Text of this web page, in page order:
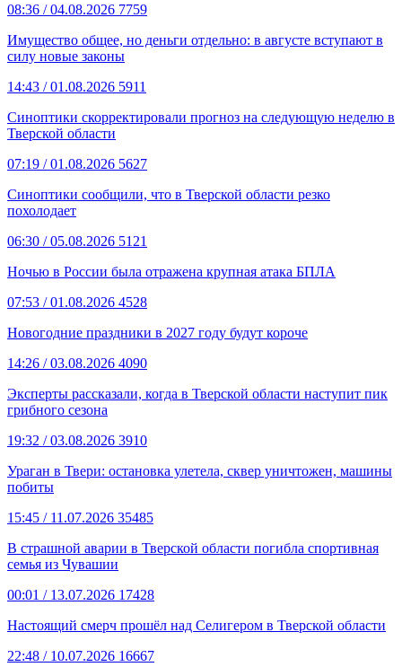
08:36 / 04.08.2026 7759
Имущество общее, но деньги отдельно: в августе вступают в
силу новые законы
14:43 / 01.08.2026 5911
Синоптики скорректировали прогноз на следующую неделю в
Тверской области
07:19 / 01.08.2026 5627
Синоптики сообщили, что в Тверской области резко
похолодает
06:30 / 05.08.2026 5121
Ночью в России была отражена крупная атака БПЛА
07:53 / 01.08.2026 4528
Новогодние праздники в 2027 году будут короче
14:26 / 03.08.2026 4090
Эксперты рассказали, когда в Тверской области наступит пик
грибного сезона
19:32 / 03.08.2026 3910
Ураган в Твери: остановка улетела, сквер уничтожен, машины
побиты
15:45 / 11.07.2026 35485
В страшной аварии в Тверской области погибла спортивная
семья из Чувашии
00:01 / 13.07.2026 17428
Настоящий смерч прошёл над Селигером в Тверской области
22:48 / 10.07.2026 16667